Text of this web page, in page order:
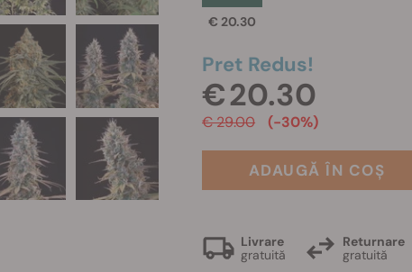
€ 20.30
Pret Redus!
€ 20.30
€ 29.00 (-30%)
ADAUGĂ ÎN COȘ
Livrare
gratuită
Returnare
gratuită